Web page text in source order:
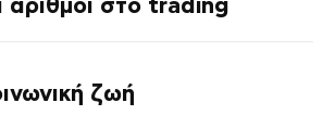
αριθμοί στο trading
ζωή